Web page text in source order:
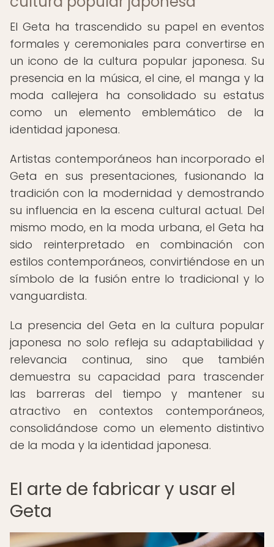
El Geta ha trascendido su papel en eventos
formales y ceremoniales para convertirse en
un icono de la cultura popular japonesa. Su
presencia en la música, el cine, el manga y la
moda callejera ha consolidado su estatus
como un elemento emblemático de la
identidad japonesa.
Artistas contemporáneos han incorporado el
Geta en sus presentaciones, fusionando la
tradición con la modernidad y demostrando
su influencia en la escena cultural actual. Del
mismo modo, en la moda urbana, el Geta ha
sido reinterpretado en combinación con
estilos contemporáneos, convirtiéndose en un
símbolo de la fusión entre lo tradicional y lo
vanguardista.
La presencia del Geta en la cultura popular
japonesa no solo refleja su adaptabilidad y
relevancia continua, sino que también
demuestra su capacidad para trascender
las barreras del tiempo y mantener su
atractivo en contextos contemporáneos,
consolidándose como un elemento distintivo
de la moda y la identidad japonesa.
El arte de fabricar y usar el
Geta